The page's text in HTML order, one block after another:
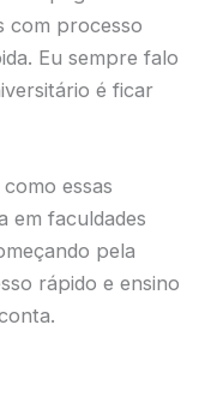
com processo
Eu sempre falo
é ficar
essas
em faculdades
pela
rápido e ensino